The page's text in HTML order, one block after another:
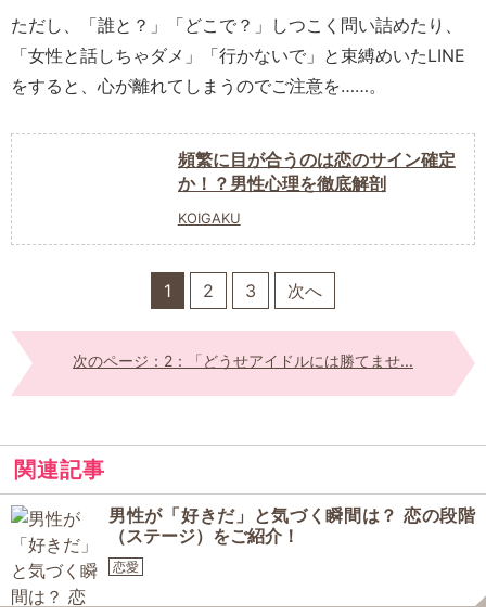
ただし、「誰と？」「どこで？」しつこく問い詰めたり、
「女性と話しちゃダメ」「行かないで」と束縛めいたLINE
をすると、心が離れてしまうのでご注意を……。
頻繁に目が合うのは恋のサイン確定
か！？男性心理を徹底解剖
KOIGAKU
1 2 3 次へ
次のページ：2：「どうせアイドルには勝てませ...
関連記事
男性が「好きだ」と気づく瞬間は？ 恋の段階
（ステージ）をご紹介！
恋愛